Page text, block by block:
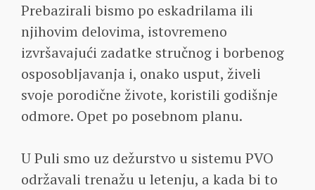
Prebazirali bismo po eskadrilama ili
njihovim delovima, istovremeno
izvršavajući zadatke stručnog i borbenog
osposobljavanja i, onako usput, živeli
svoje porodične živote, koristili godišnje
odmore. Opet po posebnom planu.
U Puli smo uz dežurstvo u sistemu PVO
održavali trenažu u letenju, a kada bi to